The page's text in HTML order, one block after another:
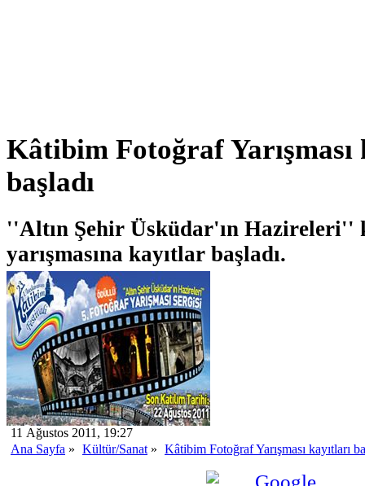
Kâtibim Fotoğraf Yarışması
başladı
''Altın Şehir Üsküdar'ın Hazireleri''
yarışmasına kayıtlar başladı.
11 Ağustos 2011, 19:27
Ana Sayfa » Kültür/Sanat » Kâtibim Fotoğraf Yarışması kayıtları